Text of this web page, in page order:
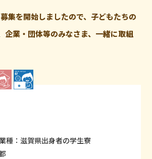
集を開始しましたので、子どもたちの
企業・団体等のみなさま、一緒に取組
種：滋賀県出身者の学生寮